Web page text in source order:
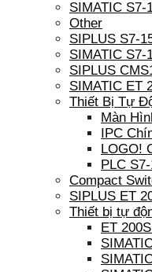
SIMATIC S7-
Other
SIPLUS S7-
SIMATIC S7-
SIPLUS
SIMATIC ET
Thiết Bị Tự
Màn
IPC
LOGO!
PLC
Compact
SIPLUS ET
Thiết bị tự
ET